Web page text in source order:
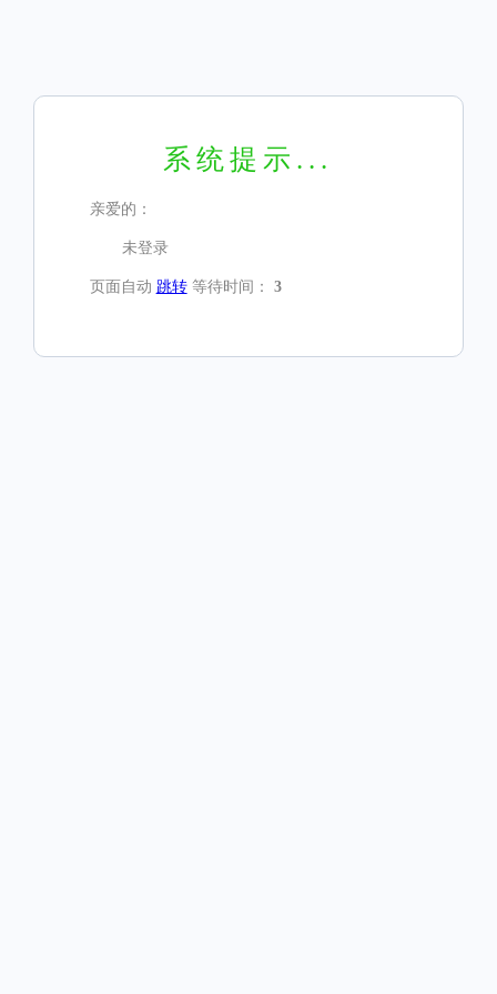
系统提示...
亲爱的：
未登录
页面自动 跳转等待时间： 3